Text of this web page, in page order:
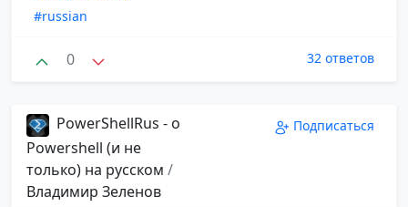
#russian
0 32 ответов
PowerShellRus - о
Powershell (и не
только) на русском /
Владимир Зеленов
Подписаться